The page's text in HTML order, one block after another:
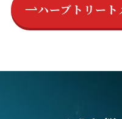
ハーブトリー